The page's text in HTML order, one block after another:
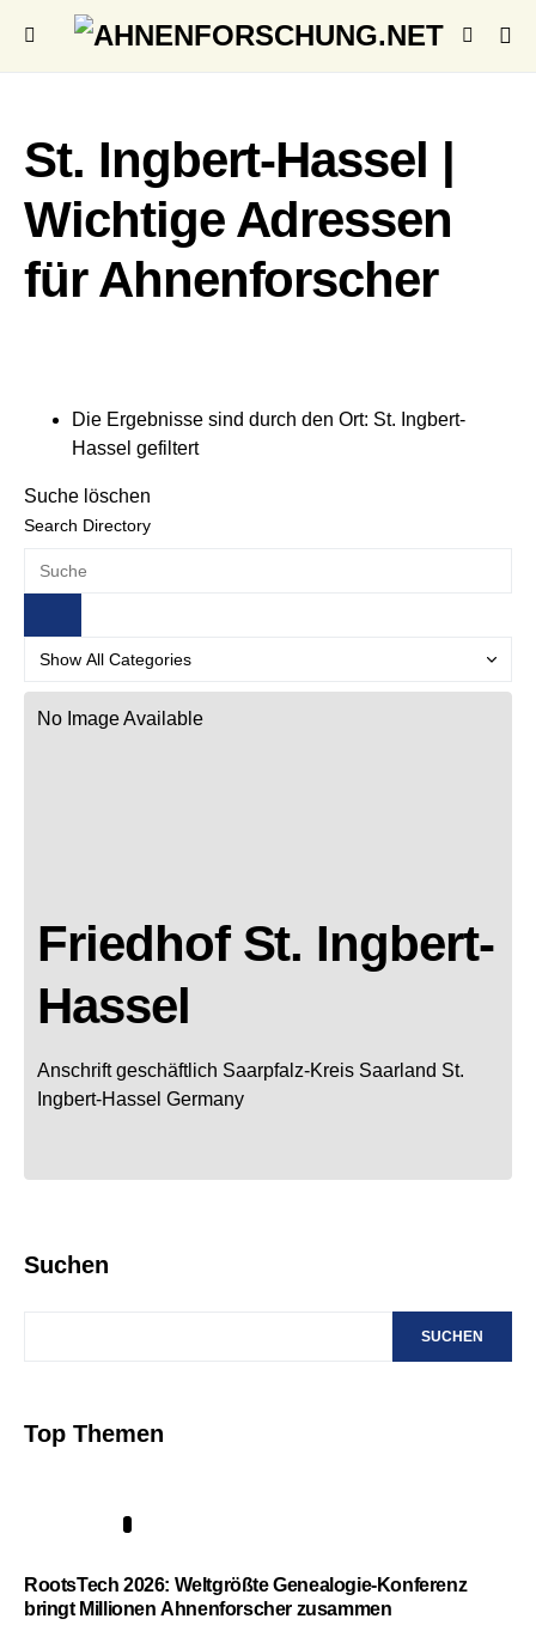
St. Ingbert-Hassel |
Wichtige Adressen
für Ahnenforscher
Die Ergebnisse sind durch den Ort: St. Ingbert-
Hassel gefiltert
Suche löschen
Search Directory
No Image Available
Friedhof St. Ingbert-
Hassel
Anschrift geschäftlich Saarpfalz-Kreis Saarland St.
Ingbert-Hassel Germany
Suchen
SUCHEN
Top Themen
RootsTech 2026: Weltgrößte Genealogie-Konferenz
bringt Millionen Ahnenforscher zusammen